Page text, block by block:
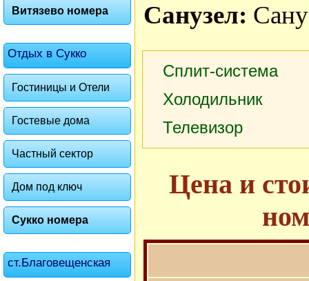
Витязево номера
Отдых в Сукко
Гостиницы и Отели
Гостевые дома
Частный сектор
Дом под ключ
Сукко номера
ст.Благовещенская
Санузел:
Сплит-система
Холодильник
Телевизор
Цена и